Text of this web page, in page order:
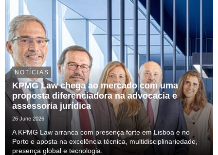
NOTÍCIAS
KPMG Law chega ao mercado com uma
proposta diferenciadora na advocacia e
assessoria jurídica
26 June 2026
A KPMG Law arranca com presença forte em Lisboa e no
Porto e aposta na excelência técnica, multidisciplinariedade,
presença global e tecnologia.